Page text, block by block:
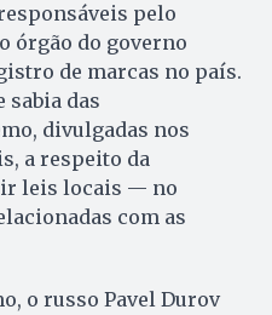
pelo
órgão do governo
de marcas no país.
das
divulgadas nos
a respeito da
leis locais — no
com as
o russo Pavel Durov